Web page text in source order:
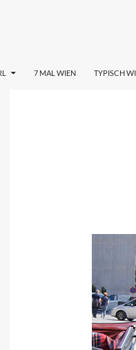
7 MAL WIEN TYPISCH